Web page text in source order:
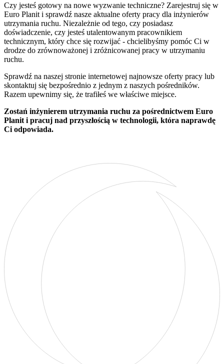
Czy jesteś gotowy na nowe wyzwanie techniczne? Zarejestruj się w
Euro Planit i sprawdź nasze aktualne oferty pracy dla inżynierów
utrzymania ruchu. Niezależnie od tego, czy posiadasz
doświadczenie, czy jesteś utalentowanym pracownikiem
technicznym, który chce się rozwijać - chcielibyśmy pomóc Ci w
drodze do zrównoważonej i zróżnicowanej pracy w utrzymaniu
ruchu.
Sprawdź na naszej stronie internetowej najnowsze oferty pracy lub
skontaktuj się bezpośrednio z jednym z naszych pośredników.
Razem upewnimy się, że trafiłeś we właściwe miejsce.
Zostań inżynierem utrzymania ruchu za pośrednictwem Euro
Planit i pracuj nad przyszłością w technologii, która naprawdę
Ci odpowiada.